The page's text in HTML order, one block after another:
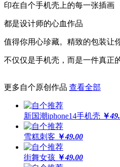
更保护
高于摄像头及屏幕钢化膜
经得起撞击，受得起刮擦
全球领先喷绘工艺，100%高精度
64位高保真色彩，画面高度还原
印在自个手机壳上的每一张插画
都是设计师的心血作品
值得你用心珍藏。精致的包装让
不仅仅是手机壳，而是一件真正
更多自个原创作品 查看全部
新国潮iphone14手机壳 ￥
雪糕刺客 ￥49.00
街舞女孩 ￥49.00